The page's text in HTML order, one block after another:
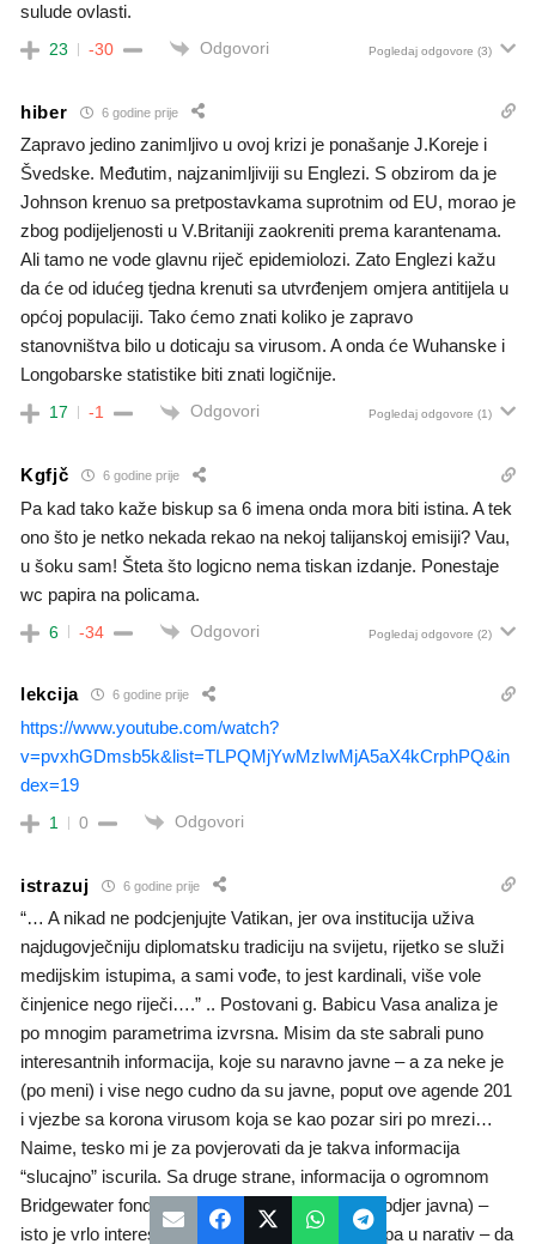
sulude ovlasti.
23 -30 Odgovori Pogledaj odgovore (3)
hiber 6 godine prije
Zapravo jedino zanimljivo u ovoj krizi je ponašanje J.Koreje i
Švedske. Međutim, najzanimljiviji su Englezi. S obzirom da je
Johnson krenuo sa pretpostavkama suprotnim od EU, morao je
zbog podijeljenosti u V.Britaniji zaokreniti prema karantenama.
Ali tamo ne vode glavnu riječ epidemiolozi. Zato Englezi kažu
da će od idućeg tjedna krenuti sa utvrđenjem omjera antitijela u
općoj populaciji. Tako ćemo znati koliko je zapravo
stanovništva bilo u doticaju sa virusom. A onda će Wuhanske i
Longobarske statistike biti znati logičnije.
17 -1 Odgovori Pogledaj odgovore (1)
Kgfjč 6 godine prije
Pa kad tako kaže biskup sa 6 imena onda mora biti istina. A tek
ono što je netko nekada rekao na nekoj talijanskoj emisiji? Vau,
u šoku sam! Šteta što logicno nema tiskan izdanje. Ponestaje
wc papira na policama.
6 -34 Odgovori Pogledaj odgovore (2)
lekcija 6 godine prije
https://www.youtube.com/watch?
v=pvxhGDmsb5k&list=TLPQMjYwMzIwMjA5aX4kCrphPQ&in
dex=19
1 0 Odgovori
istrazuj 6 godine prije
“… A nikad ne podcjenjujte Vatikan, jer ova institucija uživa
najdugovječniju diplomatsku tradiciju na svijetu, rijetko se služi
medijskim istupima, a sami vođe, to jest kardinali, više vole
činjenice nego riječi….” .. Postovani g. Babicu Vasa analiza je
po mnogim parametrima izvrsna. Misim da ste sabrali puno
interesantnih informacija, koje su naravno javne – a za neke je
(po meni) i vise nego cudno da su javne, poput ove agende 201
i vjezbe sa korona virusom koja se kao pozar siri po mrezi…
Naime, tesko mi je za povjerovati da je takva informacija
“slucajno” iscurila. Sa druge strane, informacija o ogromnom
Bridgewater fondu i njihovoj opkladi (koja je takodjer javna) –
isto je vrlo interesantna informacia koja se uklapa u narativ – da